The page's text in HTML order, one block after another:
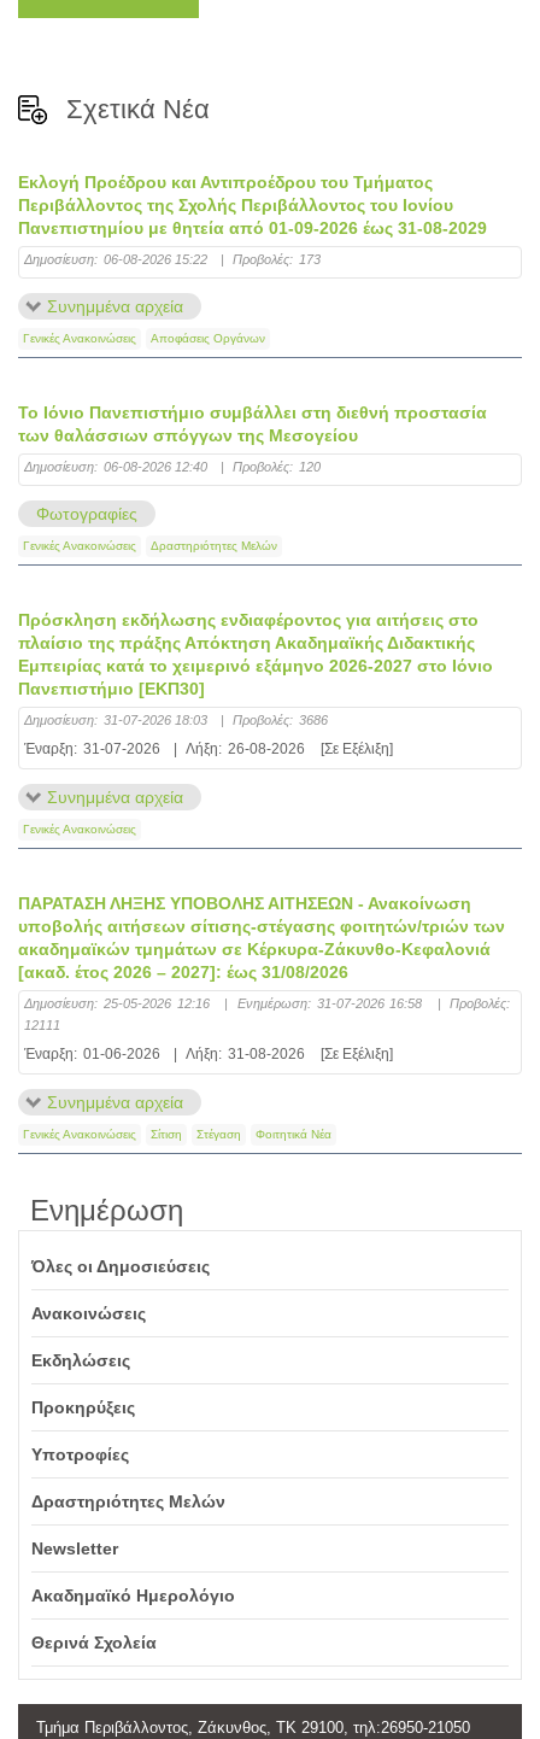
Σχετικά Νέα
Εκλογή Προέδρου και Αντιπροέδρου του Τμήματος
Περιβάλλοντος της Σχολής Περιβάλλοντος του Ιονίου
Πανεπιστημίου με θητεία από 01-09-2026 έως 31-08-2029
Δημοσίευση: 06-08-2026 15:22 | Προβολές: 173
Συνημμένα αρχεία
Γενικές Ανακοινώσεις Αποφάσεις Οργάνων
Το Ιόνιο Πανεπιστήμιο συμβάλλει στη διεθνή προστασία
των θαλάσσιων σπόγγων της Μεσογείου
Δημοσίευση: 06-08-2026 12:40 | Προβολές: 120
Φωτογραφίες
Γενικές Ανακοινώσεις Δραστηριότητες Μελών
Πρόσκληση εκδήλωσης ενδιαφέροντος για αιτήσεις στο
πλαίσιο της πράξης Απόκτηση Ακαδημαϊκής Διδακτικής
Εμπειρίας κατά το χειμερινό εξάμηνο 2026-2027 στο Ιόνιο
Πανεπιστήμιο [ΕΚΠ30]
Δημοσίευση: 31-07-2026 18:03 | Προβολές: 3686
Έναρξη: 31-07-2026 Λήξη: 26-08-2026 [Σε Εξέλιξη]
Συνημμένα αρχεία
Γενικές Ανακοινώσεις
ΠΑΡΑΤΑΣΗ ΛΗΞΗΣ ΥΠΟΒΟΛΗΣ ΑΙΤΗΣΕΩΝ - Ανακοίνωση
υποβολής αιτήσεων σίτισης-στέγασης φοιτητών/τριών των
ακαδημαϊκών τμημάτων σε Κέρκυρα-Ζάκυνθο-Κεφαλονιά
[ακαδ. έτος 2026 – 2027]: έως 31/08/2026
Δημοσίευση: 25-05-2026 12:16 | Ενημέρωση: 31-07-2026 16:58 |
Προβολές:
12111
Έναρξη: 01-06-2026 Λήξη: 31-08-2026 [Σε Εξέλιξη]
Συνημμένα αρχεία
Γενικές Ανακοινώσεις Σίτιση Στέγαση Φοιτητικά Νέα
Ενημέρωση
Όλες οι Δημοσιεύσεις
Ανακοινώσεις
Εκδηλώσεις
Προκηρύξεις
Υποτροφίες
Δραστηριότητες Μελών
Newsletter
Ακαδημαϊκό Ημερολόγιο
Θερινά Σχολεία
Τμήμα Περιβάλλοντος, Ζάκυνθος, ΤΚ 29100, τηλ:26950-21050